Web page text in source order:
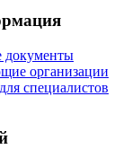
документы
организации
специалистов